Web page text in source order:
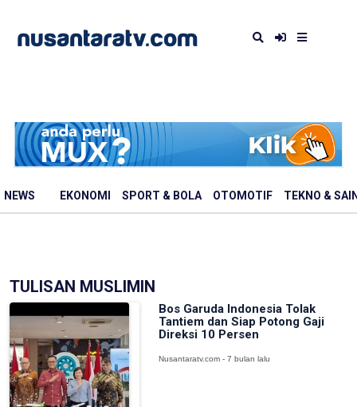
NEWS EKONOMI SPORT & BOLA OTOMOTIF TEKNO &
TULISAN MUSLIMIN
Bos Garuda Indonesia Tolak
Tantiem dan Siap Potong Gaji
Direksi 10 Persen
Nusantaratv.com - 7 bulan lalu